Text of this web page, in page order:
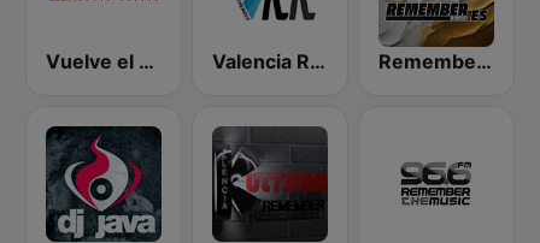
Vuelve el Remember - Radio Online Valencia Radio Remember Remember FM